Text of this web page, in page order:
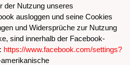
der Nutzung unseres
ausloggen und seine Cookies
und Widersprüche zur Nutzung
sind innerhalb der Facebook-
https://www.facebook.com/settings?